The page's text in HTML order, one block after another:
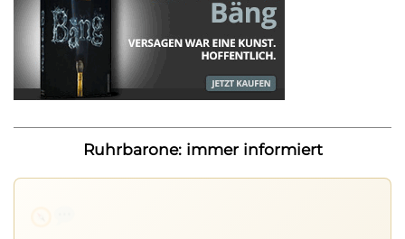
Ruhrbarone: immer informiert